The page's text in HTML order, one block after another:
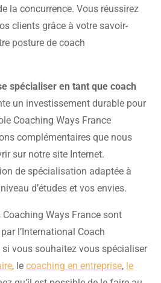
la concurrence. Vous réussirez
clients grâce à votre savoir-
posture de coach
spécialiser en tant que coach
un investissement durable pour
Coaching Ways France
complémentaires que nous
sur notre site Internet.
de spécialisation adaptée à
d’études et vos envies.
Ways France sont
l’International Coach
si vous souhaitez vous spécialiser
, lecoaching en entreprise, le